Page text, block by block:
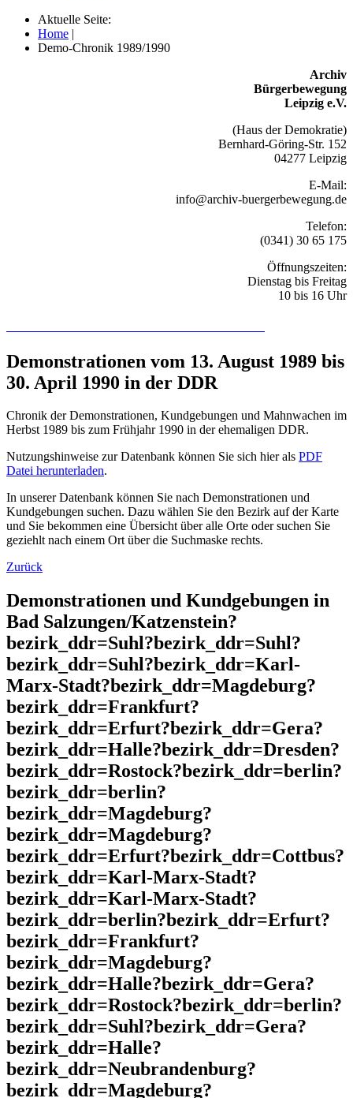
Aktuelle Seite:
Home |
Demo-Chronik 1989/1990
Archiv
Bürgerbewegung
Leipzig e.V.
(Haus der Demokratie)
Bernhard-Göring-Str. 152
04277 Leipzig
E-Mail:
info@archiv-buergerbewegung.de
Telefon:
(0341) 30 65 175
Öffnungszeiten:
Dienstag bis Freitag
10 bis 16 Uhr
Demonstrationen vom 13. August 1989 bis
30. April 1990 in der DDR
Chronik der Demonstrationen, Kundgebungen und Mahnwachen im
Herbst 1989 bis zum Frühjahr 1990 in der ehemaligen DDR.
Nutzungshinweise zur Datenbank können Sie sich hier als PDF
Datei herunterladen.
In unserer Datenbank können Sie nach Demonstrationen und
Kundgebungen suchen. Dazu wählen Sie den Bezirk auf der Karte
und Sie bekommen eine Übersicht über alle Orte oder suchen Sie
geziehlt nach einem Ort über die Suchmaske rechts.
Zurück
Demonstrationen und Kundgebungen in
Bad Salzungen/Katzenstein?
bezirk_ddr=Suhl?bezirk_ddr=Suhl?
bezirk_ddr=Suhl?bezirk_ddr=Karl-
Marx-Stadt?bezirk_ddr=Magdeburg?
bezirk_ddr=Frankfurt?
bezirk_ddr=Erfurt?bezirk_ddr=Gera?
bezirk_ddr=Halle?bezirk_ddr=Dresden?
bezirk_ddr=Rostock?bezirk_ddr=berlin?
bezirk_ddr=berlin?
bezirk_ddr=Magdeburg?
bezirk_ddr=Magdeburg?
bezirk_ddr=Erfurt?bezirk_ddr=Cottbus?
bezirk_ddr=Karl-Marx-Stadt?
bezirk_ddr=Karl-Marx-Stadt?
bezirk_ddr=berlin?bezirk_ddr=Erfurt?
bezirk_ddr=Frankfurt?
bezirk_ddr=Magdeburg?
bezirk_ddr=Halle?bezirk_ddr=Gera?
bezirk_ddr=Rostock?bezirk_ddr=berlin?
bezirk_ddr=Suhl?bezirk_ddr=Gera?
bezirk_ddr=Halle?
bezirk_ddr=Neubrandenburg?
bezirk_ddr=Magdeburg?